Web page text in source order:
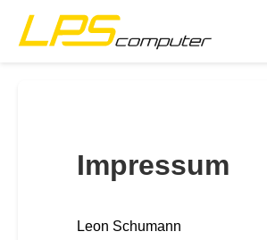
Impressum
Leon Schumann